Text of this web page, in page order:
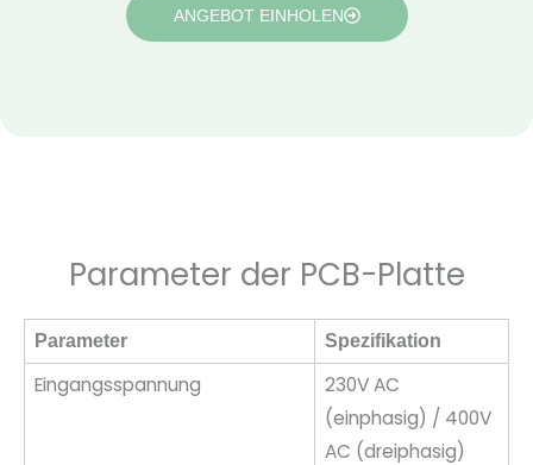
ANGEBOT EINHOLEN
Parameter der PCB-Platte
Parameter Spezifikation
Eingangsspannung
230V AC
(einphasig) / 400V
AC (dreiphasig)